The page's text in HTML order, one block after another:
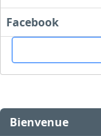
Facebook
Bienvenue